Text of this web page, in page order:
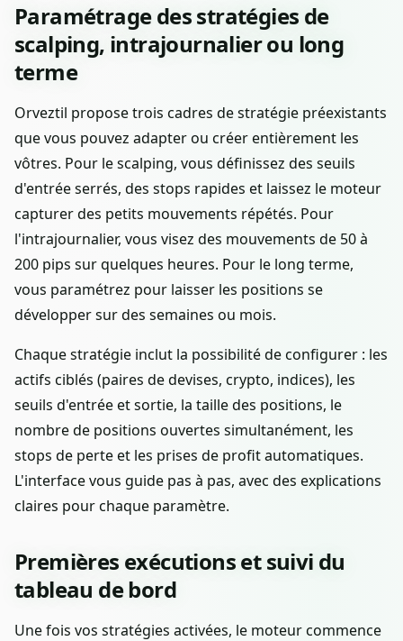
Paramétrage des stratégies de
scalping, intrajournalier ou long
terme
Orveztil propose trois cadres de stratégie préexistants
que vous pouvez adapter ou créer entièrement les
vôtres. Pour le scalping, vous définissez des seuils
d'entrée serrés, des stops rapides et laissez le moteur
capturer des petits mouvements répétés. Pour
l'intrajournalier, vous visez des mouvements de 50 à
200 pips sur quelques heures. Pour le long terme,
vous paramétrez pour laisser les positions se
développer sur des semaines ou mois.
Chaque stratégie inclut la possibilité de configurer : les
actifs ciblés (paires de devises, crypto, indices), les
seuils d'entrée et sortie, la taille des positions, le
nombre de positions ouvertes simultanément, les
stops de perte et les prises de profit automatiques.
L'interface vous guide pas à pas, avec des explications
claires pour chaque paramètre.
Premières exécutions et suivi du
tableau de bord
Une fois vos stratégies activées, le moteur commence